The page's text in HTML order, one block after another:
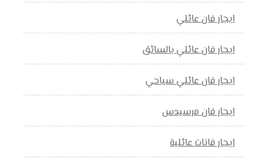
ايجار فان عائلي
ايجار فان عائلي بالسائق
ايجار فان عائلي سياحي
ايجار فان مرسيدس
ايجار فانات عائلية